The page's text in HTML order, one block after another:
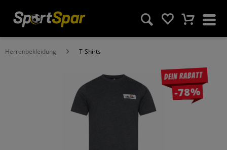
Herrenbekleidung T-Shirts
Dein Rabatt
-78%